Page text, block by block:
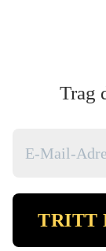
Trag